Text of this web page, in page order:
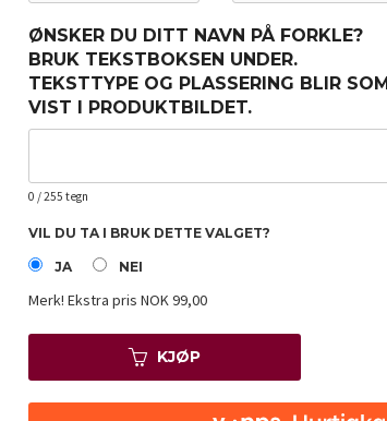
ØNSKER DU DITT NAVN PÅ FORKLE?
BRUK TEKSTBOKSEN UNDER.
TEKSTTYPE OG PLASSERING BLIR SOM
VIST I PRODUKTBILDET.
0 / 255 tegn
VIL DU TA I BRUK DETTE VALGET?
JA NEI
Merk! Ekstra pris NOK 99,00
KJØP